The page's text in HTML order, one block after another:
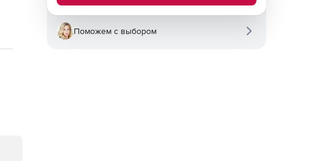
Поможем с выбором